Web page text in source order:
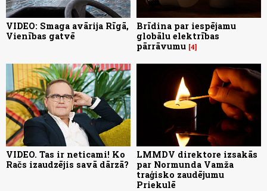
VIDEO: Smaga avārija Rīgā,
Vienības gatvē
Brīdina par iespējamu
globālu elektrības
pārrāvumu 4
VIDEO. Tas ir neticami! Ko
Račs izaudzējis savā dārzā?
LMMDV direktore izsakās
par Normunda Vamža
traģisko zaudējumu
Priekulē